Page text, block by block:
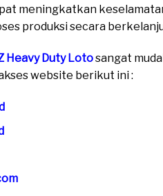
meningkatkan
produksi secara
Heavy Duty Lotosangat
website berikut ini :